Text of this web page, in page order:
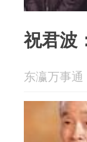
祝君波
东瀛万事